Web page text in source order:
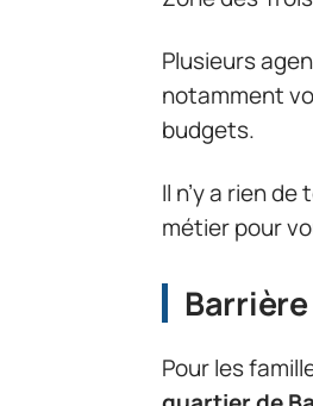
Plusieurs
notamment
budgets.
Il n’y a rien
métier pour
Pour les